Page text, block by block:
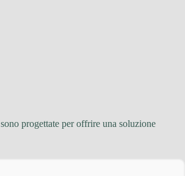
sono progettate per offrire una soluzione